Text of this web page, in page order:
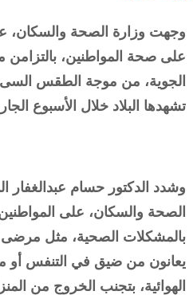
وجهت وزارة الصحة والسكان،
على صحة المواطنين، بالتزامن
الجوية، من موجة الطقس السىء
تشهدها البلاد خلال الأسبوع
وشدد الدكتور حسام عبدالغفار
الصحة والسكان، على
بالمشكلات الصحية، مثل مرضى
يعانون من ضيق في التنفس
الهوائية، بتجنب الخروج من